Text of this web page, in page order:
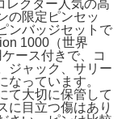
レクター人気の高
の限定ピンセッ
ンバッジセットで
1000（世界
ース付きで、コ
ジャック、サリー
なっています。
て大切に保管して
に目立つ傷はあり